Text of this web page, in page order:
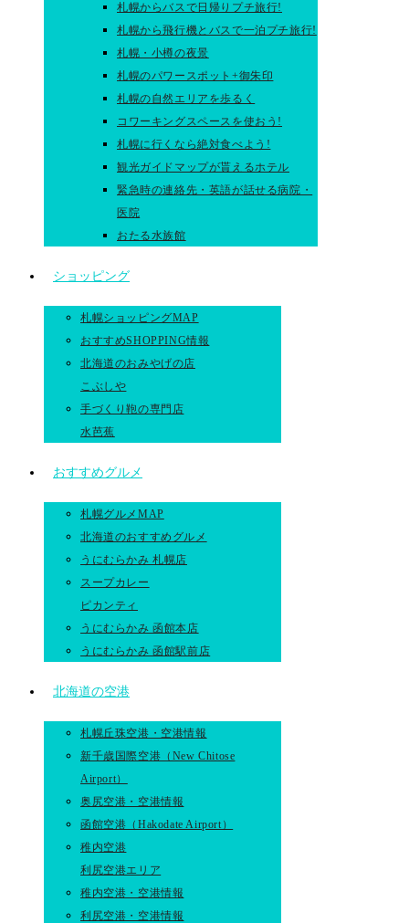
札幌からバスで日帰りプチ旅行!
札幌から飛行機とバスで一泊プチ旅行!
札幌・小樽の夜景
札幌のパワースポット+御朱印
札幌の自然エリアを歩るく
コワーキングスペースを使おう!
札幌に行くなら絶対食べよう!
観光ガイドマップが貰えるホテル
緊急時の連絡先・英語が話せる病院・
医院
おたる水族館
ショッピング
札幌ショッピングMAP
おすすめSHOPPING情報
北海道のおみやげの店
こぶしや
手づくり鞄の専門店
水芭蕉
おすすめグルメ
札幌グルメMAP
北海道のおすすめグルメ
うにむらかみ 札幌店
スープカレー
ピカンティ
うにむらかみ 函館本店
うにむらかみ 函館駅前店
北海道の空港
札幌丘珠空港・空港情報
新千歳国際空港（New Chitose
Airport）
奥尻空港・空港情報
函館空港（Hakodate Airport）
稚内空港
利尻空港エリア
稚内空港・空港情報
利尻空港・空港情報